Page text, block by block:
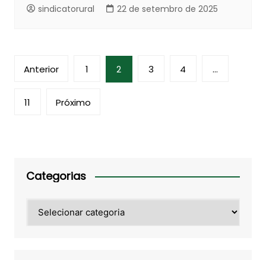
sindicatorural 22 de setembro de 2025
Paginação
posts
Anterior 1 2 3 4 …
11 Próximo
Categorias